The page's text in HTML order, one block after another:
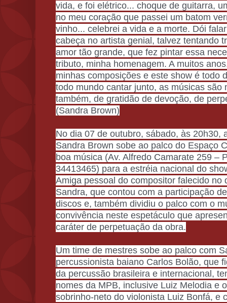
vida, e foi elétrico... choque de guitarra,
no meu coração que passei um batom
vinho... celebrei a vida e a morte. Dói
cabeça no artista genial, talvez tentando
amor tão grande, que fez pintar essa
tributo, minha homenagem. A muitos
minhas composições e este show é todo
todo mundo cantar junto, as músicas são
também, de gratidão de devoção, de
(Sandra Brown)
No dia 07 de outubro, sábado, às 20h30,
Sandra Brown sobe ao palco do Espaço
boa música (Av. Alfredo Camarate 259 –
34413465) para a estréia nacional do
Amiga pessoal do compositor falecido no
Sandra, que contou com a participação
discos e, também dividiu o palco com o
convivência neste espetáculo que
caráter de perpetuação da obra.
Um time de mestres sobe ao palco com
percussionista baiano Carlos Bolão, que
da percussão brasileira e internacional,
nomes da MPB, inclusive Luiz Melodia e
sobrinho-neto do violonista Luiz Bonfá, e